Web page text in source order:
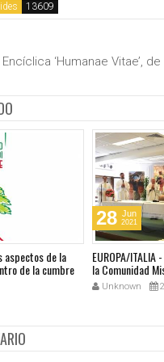
‘Humanae Vitae’, de
aspectos de la
de la cumbre
Francisco
28 Jun
2021
EUROPA/
la Comunidad
Unknown